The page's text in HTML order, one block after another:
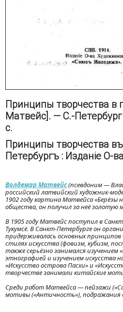
Принципы творчества в
Матвейс]. — С.-
с.
Принципы творчества
Петербургъ : Изданіе О-
Волдемар Матвейс(псевдоним —
российский латвийский художник-
1902 году картина Матвейса «Берёзы
общества, он получил за неё золотую
В 1905 году Матвейс поступил в
Тукумсё. В Санкт-Петербурге он
придерживалась основных принципов
стилях искусства (фовизм, кубизм,
также серьёзно занимался
этнографией и изучением искусства
«Искусство острова Пасхи» и
творчестве занимали китайские
Среди работ Матвейса — пейзажи
мотивы («Античность»), подражания